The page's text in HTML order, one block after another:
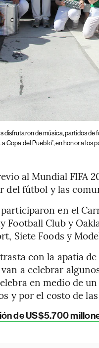
de música, partidos de
Copa del Pueblo”, en honor a
al Mundial FIFA
fútbol y las
en el
Football Club y
Siete Foods y
con la apatía
a celebrar
en medio de
y por el costo de
de US$5.700